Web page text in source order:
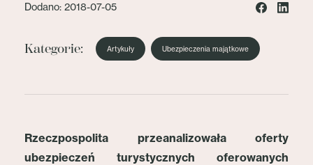
Dodano: 2018-07-05
Kategorie: Artykuły Ubezpieczenia majątkowe
Rzeczpospolita przeanalizowała oferty
ubezpieczeń turystycznych oferowanych